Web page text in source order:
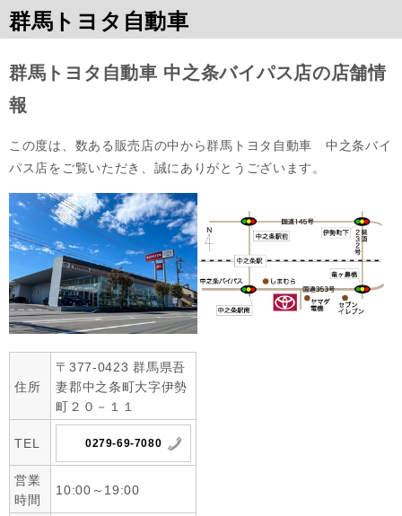
群馬トヨタ自動車
群馬トヨタ自動車 中之条バイパス店の店舗情
報
この度は、数ある販売店の中から群馬トヨタ自動車　中之条バイ
パス店をご覧いただき、誠にありがとうございます。
住所
〒377-0423 群馬県吾
妻郡中之条町大字伊勢
町２０－１１
TEL 0279-69-7080
営業
時間
10:00～19:00